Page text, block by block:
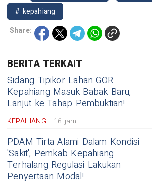
# kepahiang
Share:
BERITA TERKAIT
Sidang Tipikor Lahan GOR
Kepahiang Masuk Babak Baru,
Lanjut ke Tahap Pembuktian!
KEPAHIANG 16 jam
PDAM Tirta Alami Dalam Kondisi
'Sakit', Pemkab Kepahiang
Terhalang Regulasi Lakukan
Penyertaan Modal!